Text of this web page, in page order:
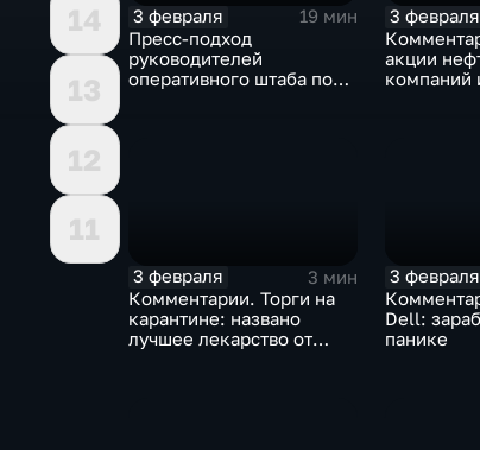
14
13
12
11
3 февраля
19 мин
Пресс-подход
руководителей
оперативного штаба по
3 февраля
акции
компаний
3 февраля
3 мин
Комментарии. Торги на
карантине: названо
лучшее лекарство от
3 февраля
Dell:
панике